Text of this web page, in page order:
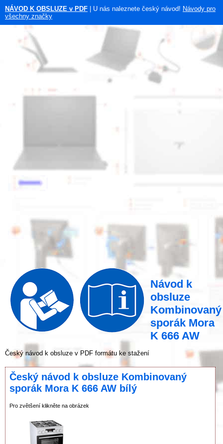
NÁVOD K OBSLUZE v PDF | U nás naleznete český návod! Návody pro
všechny značky
Návod k
obsluze
Kombinovaný
sporák Mora
K 666 AW
Český návod k obsluze v PDF formátu ke stažení
Český návod k obsluze Kombinovaný
sporák Mora K 666 AW bílý
Pro zvětšení klikněte na obrázek